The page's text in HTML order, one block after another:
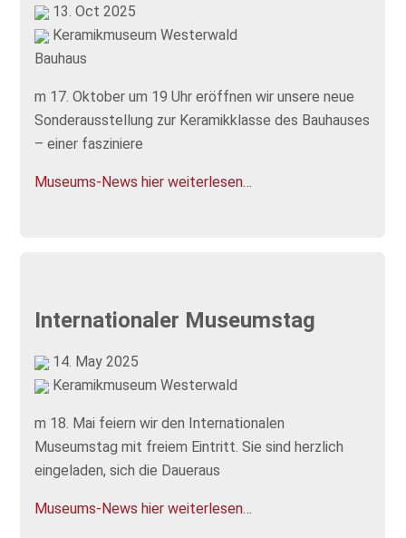
13. Oct 2025
Keramikmuseum Westerwald
Bauhaus
m 17. Oktober um 19 Uhr eröffnen wir unsere neue
Sonderausstellung zur Keramikklasse des Bauhauses
– einer fasziniere
Museums-News hier weiterlesen…
Internationaler Museumstag
14. May 2025
Keramikmuseum Westerwald
m 18. Mai feiern wir den Internationalen
Museumstag mit freiem Eintritt. Sie sind herzlich
eingeladen, sich die Daueraus
Museums-News hier weiterlesen…